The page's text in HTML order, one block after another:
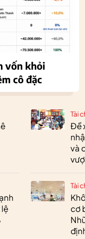
Tài
Đề
và
Tài
cơ
vốn khỏi
cô đặc